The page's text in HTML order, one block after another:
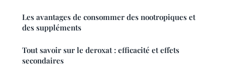
Les avantages de consommer des nootropiques et
des suppléments
Tout savoir sur le deroxat : efficacité et effets
secondaires